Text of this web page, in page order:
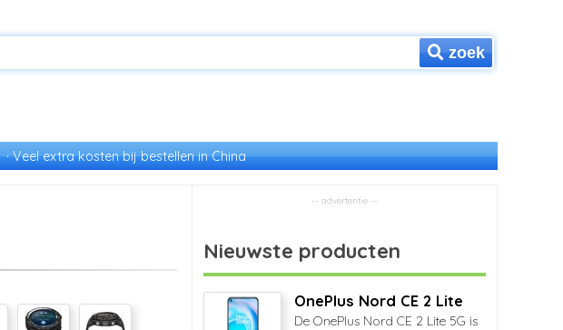
zoek
Veel extra kosten bij bestellen in China
Nieuwste producten
OnePlus Nord CE 2 Lite
De OnePlus Nord CE 2 Lite 5G is